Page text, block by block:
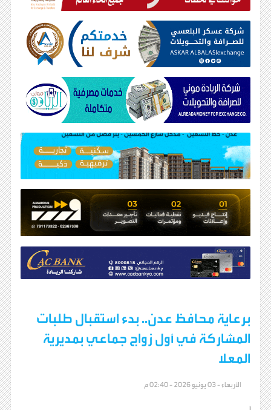
برعاية محافظ عدن.. بدء استقبال طلبات
المشاركة في أول زواج جماعي بمديرية
المعلا
الأربعاء - 03 يونيو 2026 - 02:40 م